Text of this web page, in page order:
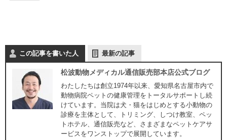
この記事を書いた人 最新の記事
松波動物メディカル通信販売部本店公式ブログ
わたしたちは創立1974年以来、愛知県名古屋市内で
動物病院ペットの健康管理をトータルサポートし続
けています。当院は犬・猫をはじめとする小動物の
診療を主体として、トリミング、しつけ教室、ペッ
トホテル、通信販売など、さまざまなペットケアサ
ービスをワンストップで展開しています。